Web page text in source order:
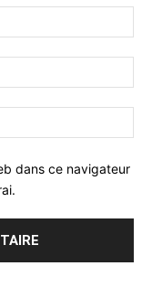
dans ce navigateur